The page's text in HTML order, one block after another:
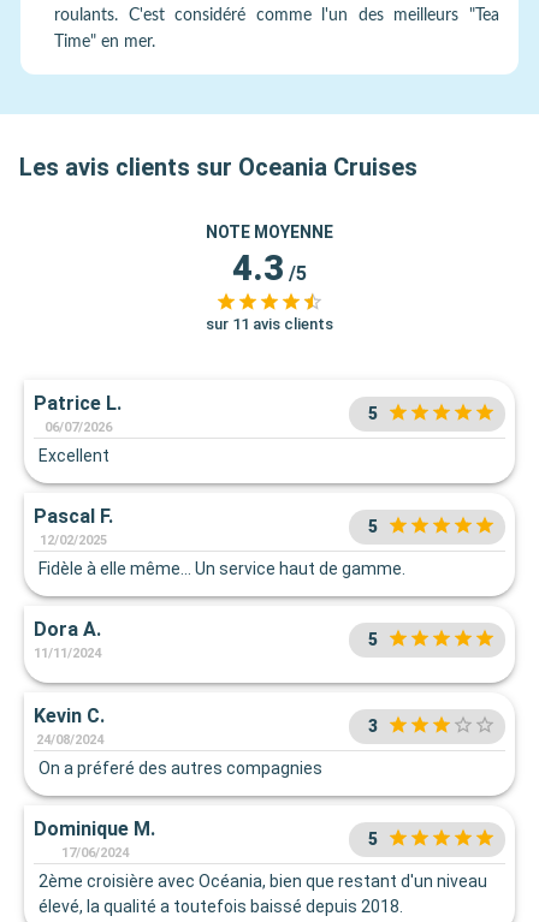
roulants. C'est considéré comme l'un des meilleurs "Tea
Time" en mer.
Les avis clients sur Oceania Cruises
NOTE MOYENNE
4.3 /5
sur 11 avis clients
Patrice L.
06/07/2026
5
Excellent
Pascal F.
12/02/2025
5
Fidèle à elle même... Un service haut de gamme.
Dora A.
11/11/2024
5
Kevin C.
24/08/2024
3
On a préferé des autres compagnies
Dominique M.
17/06/2024
5
2ème croisière avec Océania, bien que restant d'un niveau
élevé, la qualité a toutefois baissé depuis 2018.